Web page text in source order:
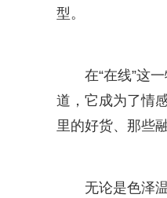
型。
在“在线”这
道，它成为了情
里的好货、那些
无论是色泽